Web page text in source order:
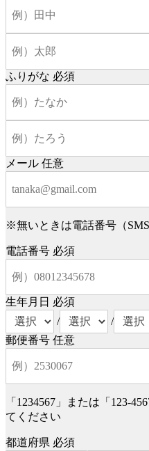
ふりがな 必須
メール 任意
※無いときは電話番号（
電話番号 必須
生年月日 必須
/
/
郵便番号 任意
「1234567」または「123-
てください
都道府県 必須